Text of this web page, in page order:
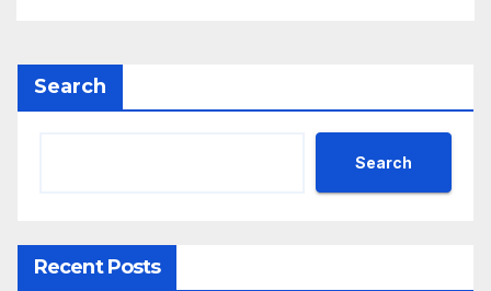
Search
Search
Recent Posts